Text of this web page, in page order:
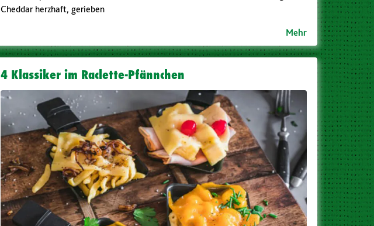
Cheddar herzhaft, gerieben
Mehr
4 Klassiker im Raclette-Pfännchen